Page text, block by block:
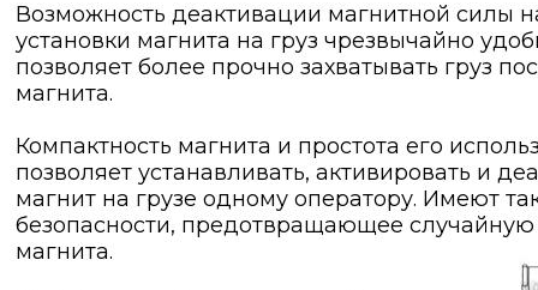
Возможность деактивации магнитной силы
установки магнита на груз чрезвычайно
позволяет более прочно захватывать груз
магнита.
Компактность магнита и простота его
позволяет устанавливать, активировать и
магнит на грузе одному оператору. Имеют
безопасности, предотвращающее
магнита.